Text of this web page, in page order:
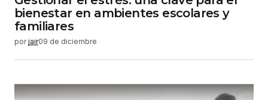
bienestar en ambientes escolares y
familiares
por jair09 de diciembre